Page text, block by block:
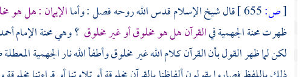
[ص: قال شيخ الإسلام قدس الله روحه فصل : وأماالإيمان : هل هو
ظهرت محنةالجهميةفيالقرآن هل هو مخلوق أو غير مخلوق ؟ وهي محنة الإمام
لكن لما ظهر القول بأن القرآن كلام الله غير مخلوق وأطفأ الله نارالجهمية المعطلة